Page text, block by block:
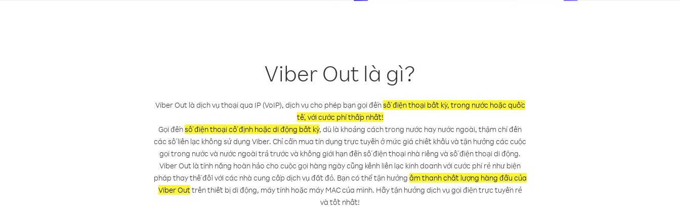
Viber Out là gì?
Viber Out là dịch vụ thoại qua IP (VoIP), dịch vụ cho phép bạn gọi đếnsố điện thoại bất kỳ, trong nước hoặc quốc
tế, với cước phí thấp nhất!
Gọi đếnsố điện thoại cố định hoặc di động bất kỳ, dù là khoảng cách trong nước hay nước ngoài, thậm chí đến
các số liên lạc không sử dụng Viber. Chỉ cần mua tín dụng trực tuyến ở mức giá chiết khấu và tận hưởng các cuộc
gọi trong nước và nước ngoài trả trước và không giới hạn đến số điện thoại nhà riêng và số điện thoại di động.
Viber Out là tính năng hoàn hảo cho cuộc gọi hàng ngày cũng kênh liên lạc kinh doanh với cước phí rẻ như biện
pháp thay thế đối với các nhà cung cấp dịch vụ đắt đỏ. Bạn có thể tận hưởng âm thanh chất lượng hàng đầu của
Viber Outtrên thiết bị di động, máy tính hoặc máy MAC của mình. Hãy tận hưởng dịch vụ gọi điện trực tuyến rẻ
và tốt nhất!